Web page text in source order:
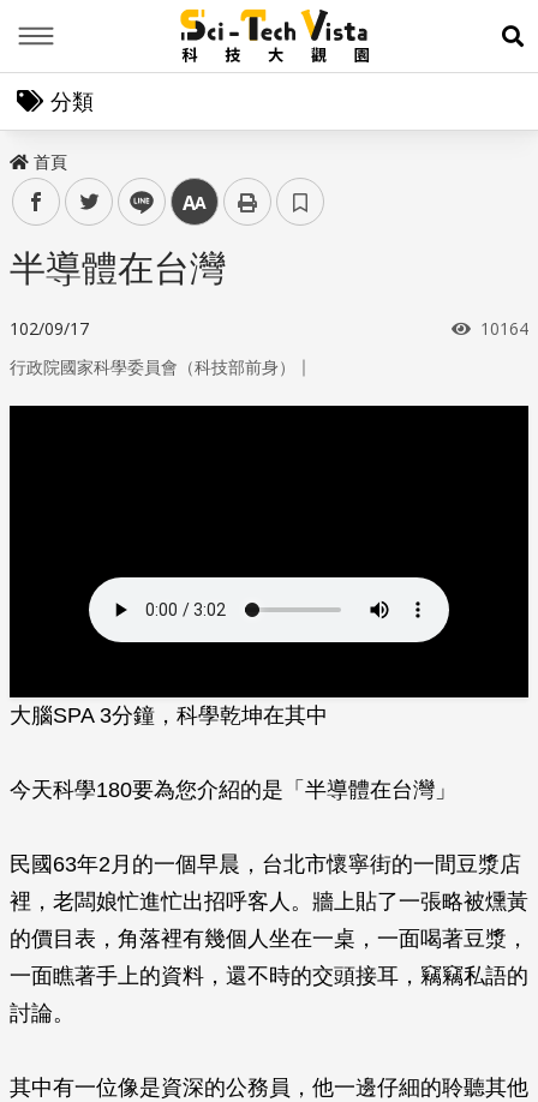
展
分類
首頁
facebooktwitter line 中
半導體在台灣
102/09/17 瀏覽次
10164
行政院國家科學委員會（科技部前身） ｜
大腦SPA 3分鐘，科學乾坤在其中
今天科學180要為您介紹的是「半導體在台灣」
民國63年2月的一個早晨，台北市懷寧街的一間豆漿店
裡，老闆娘忙進忙出招呼客人。牆上貼了一張略被燻黃
的價目表，角落裡有幾個人坐在一桌，一面喝著豆漿，
一面瞧著手上的資料，還不時的交頭接耳，竊竊私語的
討論。
其中有一位像是資深的公務員，他一邊仔細的聆聽其他